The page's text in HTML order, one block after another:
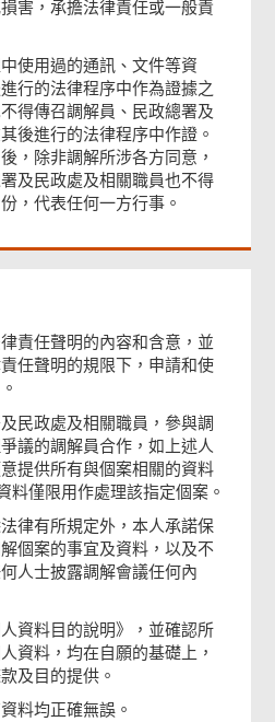
害，承擔法律責任或一般責
使用過的通訊、文件等資
行的法律程序中作為證據之
得傳召調解員、民政總署及
後進行的法律程序中作證。
，除非調解所涉各方同意，
及民政處及相關職員也不得
，代表任何一方行事。
責任聲明的內容和含意，並
任聲明的規限下，申請和使
民政處及相關職員，參與調
議的調解員合作，如上述人
提供所有與個案相關的資料
料僅限用作處理該指定個案。
律有所規定外，本人承諾保
個案的事宜及資料，以及不
人士披露調解會議任何內
資料目的說明》，並確認所
資料，均在自願的基礎上，
及目的提供。
料均正確無誤。